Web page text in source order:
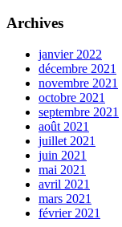
Archives
janvier 2022
décembre 2021
novembre 2021
octobre 2021
septembre 2021
août 2021
juillet 2021
juin 2021
mai 2021
avril 2021
mars 2021
février 2021